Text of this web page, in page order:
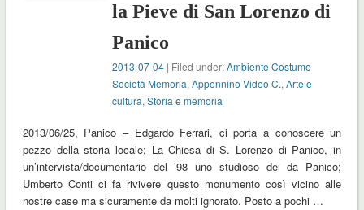
la Pieve di San Lorenzo di
Panico
2013-07-04 | Filed under:Ambiente Costume
Società Memoria,Appennino Video C.,Arte e
cultura,Storia e memoria
2013/06/25, Panico – Edgardo Ferrari, ci porta a conoscere un
pezzo della storia locale; La Chiesa di S. Lorenzo di Panico, in
un’intervista/documentario del ’98 uno studioso dei da Panico;
Umberto Conti ci fa rivivere questo monumento così vicino alle
nostre case ma sicuramente da molti ignorato. Posto a pochi …